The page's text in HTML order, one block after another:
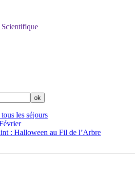
les séjours
: Halloween au Fil de l’Arbre